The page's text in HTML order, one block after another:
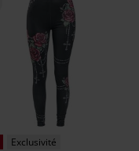
Exclusivité